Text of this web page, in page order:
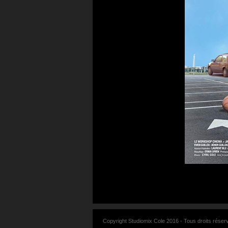
Copyright Studiomix Cole 2016 - Tous droits